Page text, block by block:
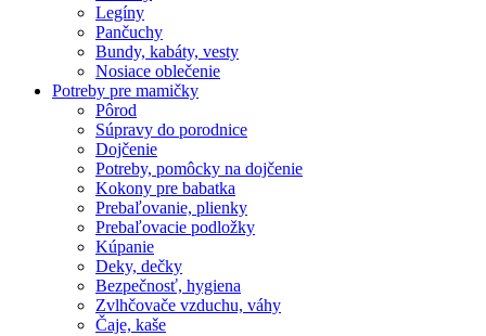
Legíny
Pančuchy
Bundy, kabáty, vesty
Nosiace oblečenie
Potreby pre mamičky
Pôrod
Súpravy do porodnice
Dojčenie
Potreby, pomôcky na dojčenie
Kokony pre babatka
Prebaľovanie, plienky
Prebaľovacie podložky
Kúpanie
Deky, dečky
Bezpečnosť, hygiena
Zvlhčovače vzduchu, váhy
Čaje, kaše